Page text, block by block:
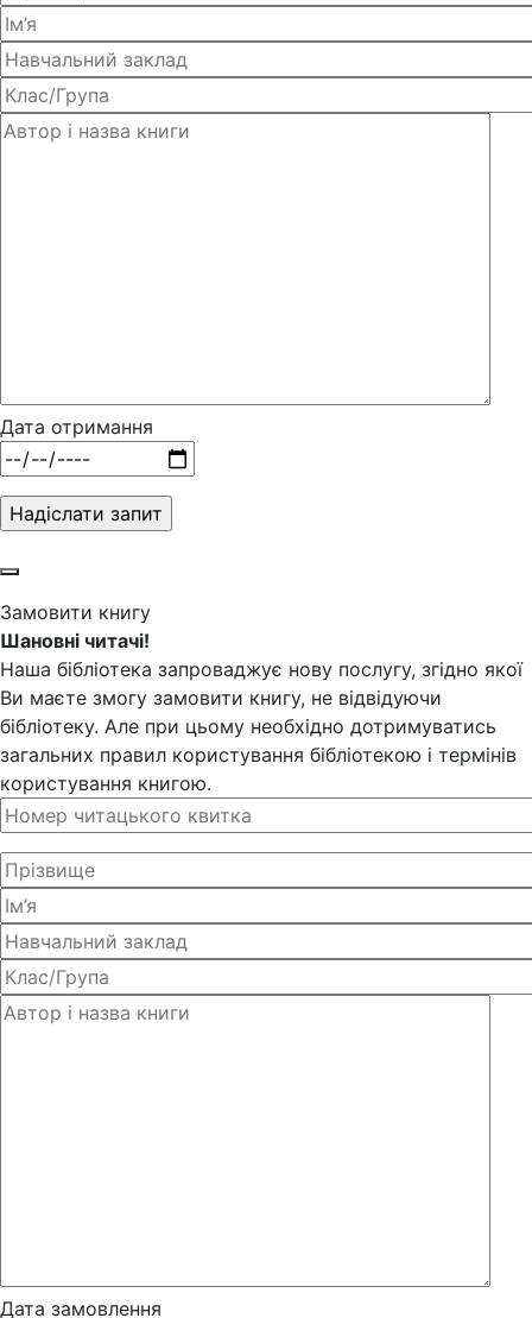
Дата отримання
Замовити книгу
Шановні читачі!
Наша бібліотека запроваджує нову послугу, згідно якої
Ви маєте змогу замовити книгу, не відвідуючи
бібліотеку. Але при цьому необхідно дотримуватись
загальних правил користування бібліотекою і термінів
користування книгою.
Дата замовлення